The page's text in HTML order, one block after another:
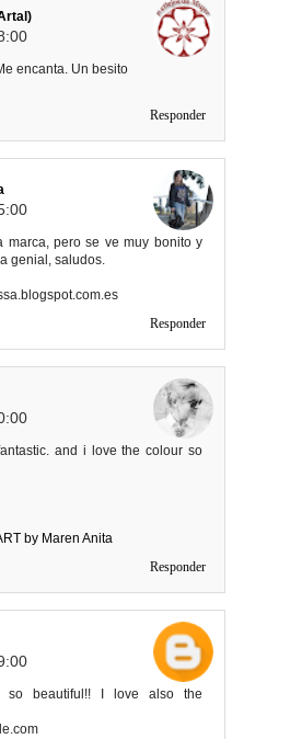
encanta. Un besito
Responder
marca, pero se ve muy bonito y
genial, saludos.
Responder
and i love the colour so
by Maren Anita
Responder
so beautiful!! I love also the